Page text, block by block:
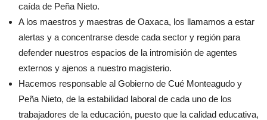
caída de Peña Nieto.
A los maestros y maestras de Oaxaca, los llamamos a estar
alertas y a concentrarse desde cada sector y región para
defender nuestros espacios de la intromisión de agentes
externos y ajenos a nuestro magisterio.
Hacemos responsable al Gobierno de Cué Monteagudo y
Peña Nieto, de la estabilidad laboral de cada uno de los
trabajadores de la educación, puesto que la calidad educativa,